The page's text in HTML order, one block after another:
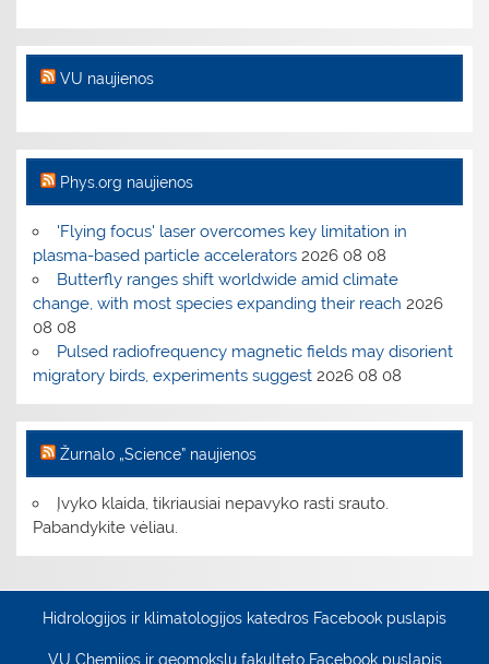
VU naujienos
Phys.org naujienos
'Flying focus' laser overcomes key limitation in
plasma-based particle accelerators 2026 08 08
Butterfly ranges shift worldwide amid climate
change, with most species expanding their reach 2026
08 08
Pulsed radiofrequency magnetic fields may disorient
migratory birds, experiments suggest 2026 08 08
Žurnalo „Science” naujienos
Įvyko klaida, tikriausiai nepavyko rasti srauto.
Pabandykite vėliau.
Hidrologijos ir klimatologijos katedros Facebook puslapis
VU Chemijos ir geomokslų fakulteto Facebook puslapis